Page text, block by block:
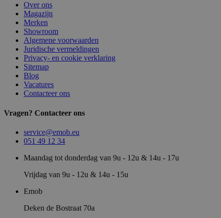
Over ons
Magazijn
Merken
Showroom
Algemene voorwaarden
Juridische vermeldingen
Privacy- en cookie verklaring
Sitemap
Blog
Vacatures
Contacteer ons
Vragen? Contacteer ons
service@emob.eu
051 49 12 34
Maandag tot donderdag van 9u - 12u & 14u - 17u
Vrijdag van 9u - 12u & 14u - 15u
Emob
Deken de Bostraat 70a